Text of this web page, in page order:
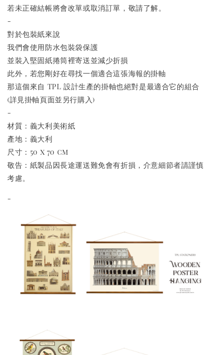
若未正確結帳將會改單或取消訂單，敬請了解。
-
對於包裝紙來說
我們會使用防水包裝袋保護
並裝入堅固紙捲筒裡寄送並減少折損
此外，若您剛好在尋找一個適合這張海報的掛軸
那這個來自 TPL 設計生產的掛軸也絕對是最適合它的組合
(詳見掛軸頁面並另行購入)
-
材質：義大利美術紙
產地：義大利
尺寸：50 x 70 cm
敬告：紙製品因長途運送難免會有折損，介意細節者請謹慎
考慮。
-